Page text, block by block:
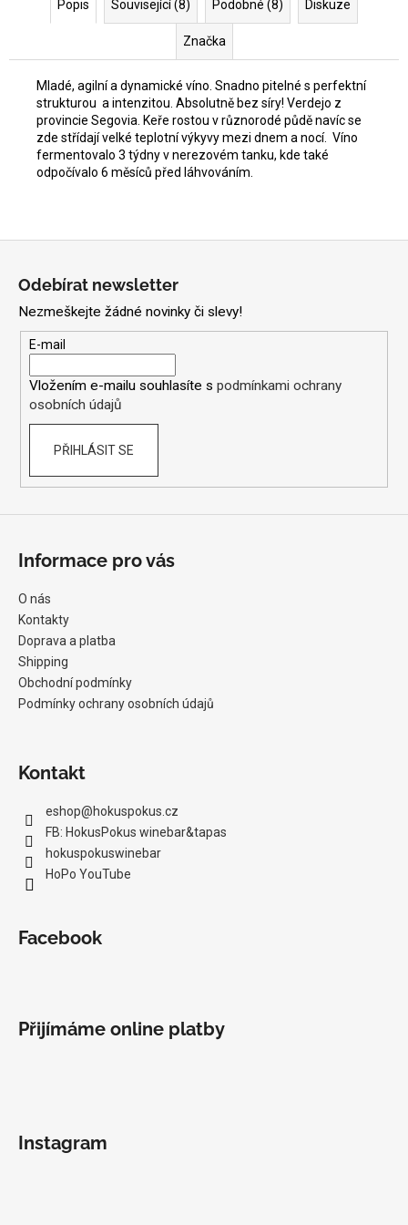
Popis Související (8) Podobné (8) Diskuze
Značka
Mladé, agilní a dynamické víno. Snadno pitelné s perfektní
strukturou a intenzitou. Absolutně bez síry! Verdejo z
provincie Segovia. Keře rostou v různorodé půdě navíc se
zde střídají velké teplotní výkyvy mezi dnem a nocí. Víno
fermentovalo 3 týdny v nerezovém tanku, kde také
odpočívalo 6 měsíců před láhvováním.
Odebírat newsletter
Nezmeškejte žádné novinky či slevy!
E-mail
Vložením e-mailu souhlasíte s podmínkami ochrany
osobních údajů
PŘIHLÁSIT SE
Informace pro vás
O nás
Kontakty
Doprava a platba
Shipping
Obchodní podmínky
Podmínky ochrany osobních údajů
Kontakt
eshop@hokuspokus.cz
FB: HokusPokus winebar&tapas
hokuspokuswinebar
HoPo YouTube
Facebook
Přijímáme online platby
Instagram